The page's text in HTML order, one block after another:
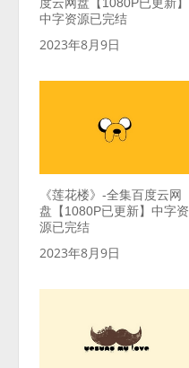
度云网盘【1080P已更新】
中字资源已完结
2023年8月9日
《莲花楼》-全集百度云网
盘【1080P已更新】中字资
源已完结
2023年8月9日